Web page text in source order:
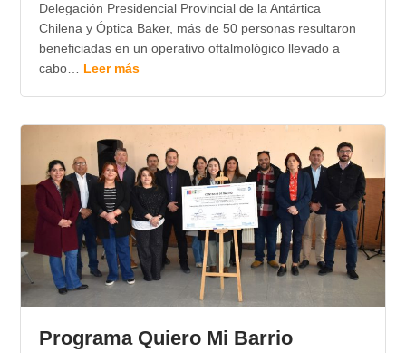
Delegación Presidencial Provincial de la Antártica
Chilena y Óptica Baker, más de 50 personas resultaron
beneficiadas en un operativo oftalmológico llevado a
cabo… Leer más
Programa Quiero Mi Barrio